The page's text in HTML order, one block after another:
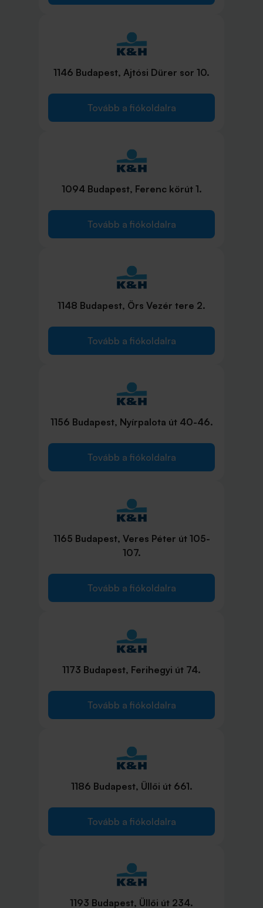
1146 Budapest, Ajtósi Dürer sor 10.
Tovább a fiókoldalra
1094 Budapest, Ferenc körút 1.
Tovább a fiókoldalra
1148 Budapest, Örs Vezér tere 2.
Tovább a fiókoldalra
1156 Budapest, Nyírpalota út 40-46.
Tovább a fiókoldalra
1165 Budapest, Veres Péter út 105-
107.
Tovább a fiókoldalra
1173 Budapest, Ferihegyi út 74.
Tovább a fiókoldalra
1186 Budapest, Üllői út 661.
Tovább a fiókoldalra
1193 Budapest, Üllői út 234.